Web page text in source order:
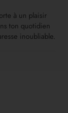
à un plaisir
ton quotidien
inoubliable.